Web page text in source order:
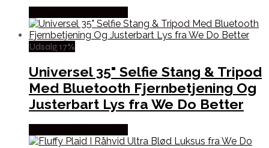
Udsalg 17%
Universel 35" Selfie Stang & Tripod
Med Bluetooth Fjernbetjening Og
Justerbart Lys fra We Do Better